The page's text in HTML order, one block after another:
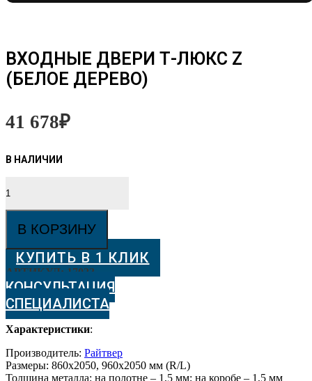
ВХОДНЫЕ ДВЕРИ Т-ЛЮКС Z
(БЕЛОЕ ДЕРЕВО)
41 678₽
товара
ВХОДНЫЕ
ЛЮКС
(Белое
дерево)
В КОРЗИНУ
КУПИТЬ В 1 КЛИК
АРТИКУЛ: 17023
КОНСУЛЬТАЦИЯ
СПЕЦИАЛИСТА
Характеристики:
Производитель: Райтвер
Размеры: 860х2050, 960х2050 мм (R/L)
Толщина металла: на полотне – 1,5 мм; на коробе – 1,5 мм